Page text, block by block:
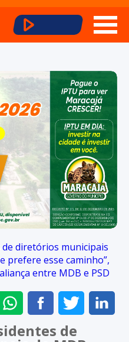
ENVIAR
NO
WHATSAPP
COMPARTILHAR
NO
FACEBOOK
NO
de